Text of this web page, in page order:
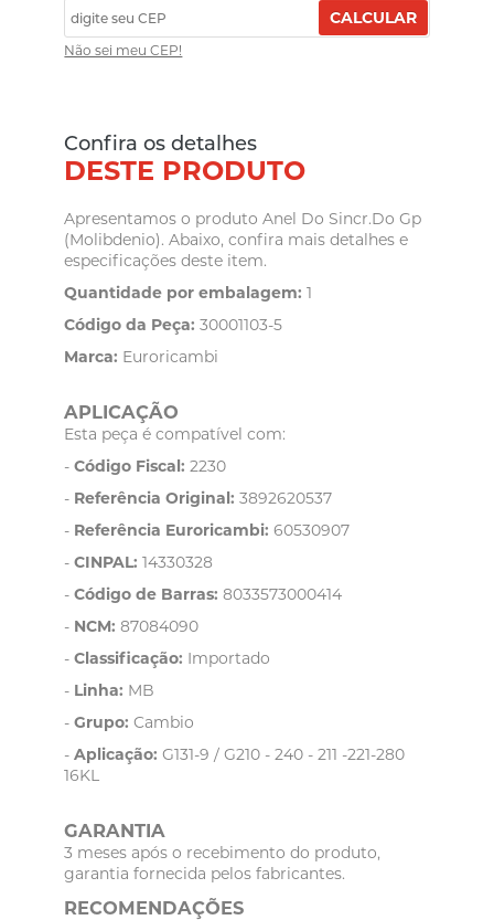
CALCULAR
Não sei meu CEP!
Confira os detalhes
DESTE PRODUTO
Apresentamos o produto Anel Do Sincr.Do Gp
(Molibdenio). Abaixo, confira mais detalhes e
especificações deste item.
Quantidade por embalagem: 1
Código da Peça: 30001103-5
Marca: Euroricambi
APLICAÇÃO
Esta peça é compatível com:
-Código Fiscal: 2230
- Referência Original: 3892620537
- Referência Euroricambi: 60530907
-CINPAL: 14330328
-Código de Barras: 8033573000414
- NCM: 87084090
-Classificação: Importado
- Linha: MB
-Grupo: Cambio
-Aplicação: G131-9 / G210 - 240 - 211 -221-280
16KL
GARANTIA
3 meses após o recebimento do produto,
garantia fornecida pelos fabricantes.
RECOMENDAÇÕES